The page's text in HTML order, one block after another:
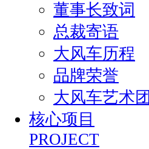
董事长致词
总裁寄语
大风车历程
品牌荣誉
大风车艺术团
核心项目
PROJECT